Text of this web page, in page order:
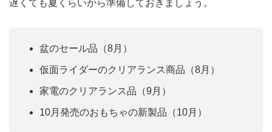
遅くても夏くらいから準備しておきましょう。
盆のセール品（8月）
仮面ライダーのクリアランス商品（8月）
家電のクリアランス品（9月）
10月発売のおもちゃの新製品（10月）